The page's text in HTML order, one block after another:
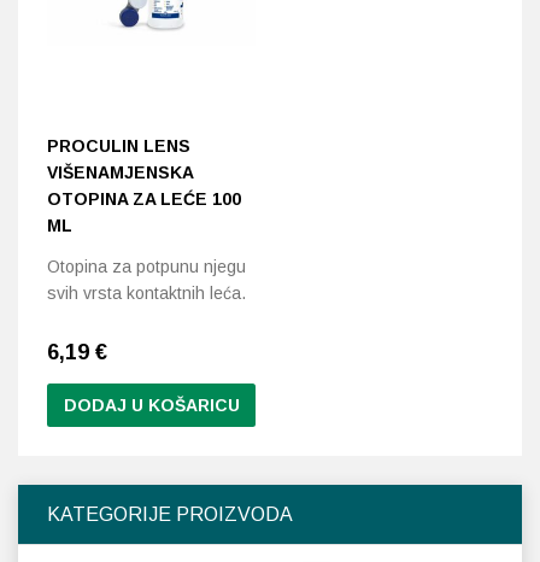
KATEGORIJE PROIZVODA
PROCULIN LENS
VIŠENAMJENSKA
OTOPINA ZA LEĆE 100
ML
Otopina za potpunu njegu
svih vrsta kontaktnih leća.
6,19 €
DODAJ U KOŠARICU